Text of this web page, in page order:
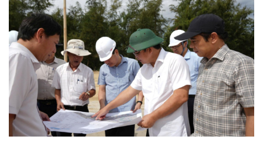
Sức khỏe
Dinh dưỡng - món ngon
Cây thuốc
Sản phụ khoa
Nhi khoa
Nam khoa
Làm đẹp - giảm cân
Phòng mạch online
Ăn sạch sống khỏe
Đời sống
Nhà đẹp
Blog
Tình yêu - Gia đình